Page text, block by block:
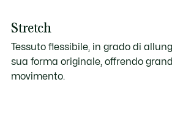
Stretch
Tessuto flessibile, in grado di
sua forma originale, offrendo
movimento.